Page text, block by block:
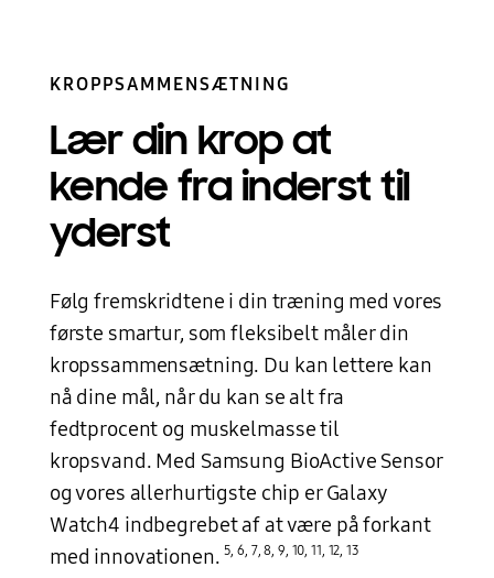
KROPPSAMMENSÆTNING
Lær din krop at
kendefra inderst til
yderst
Følg fremskridtene i din træning med vores
første smartur, som fleksibelt måler din
kropssammensætning. Du kan lettere kan
nå dine mål, når du kan se alt fra
fedtprocent og muskelmasse til
kropsvand. Med Samsung BioActive Sensor
og vores allerhurtigste chip er Galaxy
Watch4 indbegrebet af at være på forkant
med innovationen.5,6, 7,8, 9, 10,11 , 12,13